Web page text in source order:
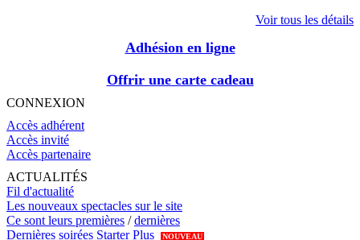
Voir tous les détails
Adhésion en ligne
Offrir une carte cadeau
CONNEXION
Accès adhérent
Accès invité
Accès partenaire
ACTUALITÉS
Fil d'actualité
Les nouveaux spectacles sur le site
Ce sont leurs premières /dernières
Dernières soirées Starter Plus
NOUVEAU